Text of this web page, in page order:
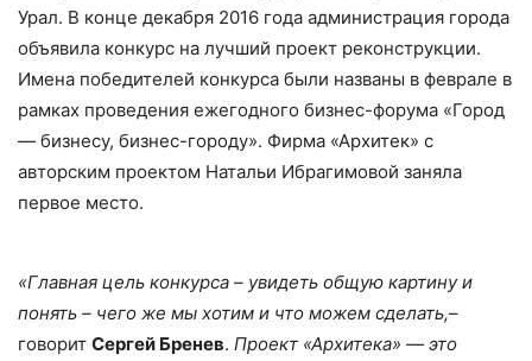
Урал. В конце декабря 2016 года администрация города
объявила конкурс на лучший проект реконструкции.
Имена победителей конкурса были названы в феврале в
рамках проведения ежегодного бизнес-форума «Город
— бизнесу, бизнес-городу». Фирма «Архитек» с
авторским проектом Натальи Ибрагимовой заняла
первое место.
«Главная цель конкурса – увидеть общую картину и
понять – чего же мы хотим и что можем сделать,–
говорит Сергей Бренев. Проект «Архитека» — это